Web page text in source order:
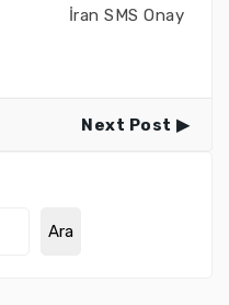
İran SMS Onay
Next Post
Ara